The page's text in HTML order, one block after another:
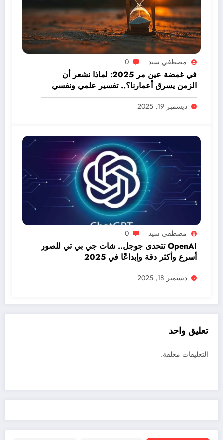
مصطفي سيد 0
في غمضة عين مر 2025: لماذا نشعر أن
الزمن يسرق أعمارنا؟.. تفسير علمي ونفسي
ديسمبر 19, 2025
مصطفي سيد 0
OpenAI تتحدى جوجل.. شات جي بي تي للصور
أسرع وأكثر دقة وإبداعًا في 2025
ديسمبر 18, 2025
تعليق واحد
التعليقات مغلقة.